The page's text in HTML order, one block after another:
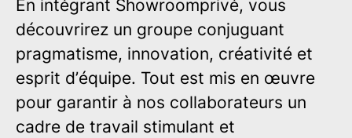
En intégrant Showroomprivé, vous
découvrirez un groupe conjuguant
pragmatisme, innovation, créativité et
esprit d’équipe. Tout est mis en œuvre
pour garantir à nos collaborateurs un
cadre de travail stimulant et